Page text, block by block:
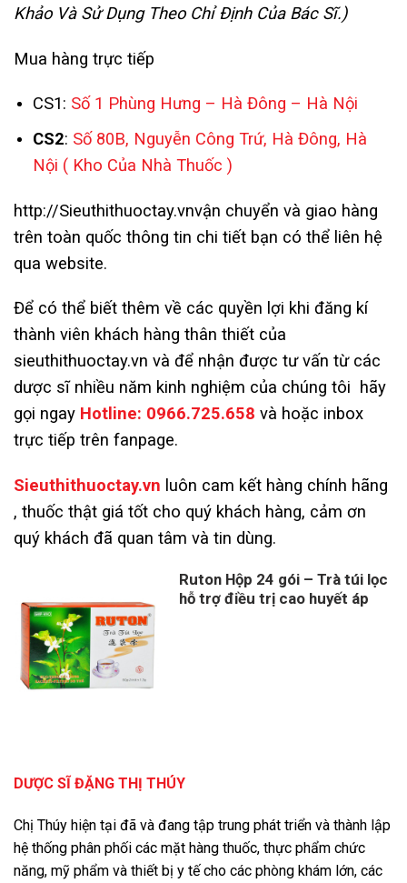
Khảo Và Sử Dụng Theo Chỉ Định Của Bác Sĩ.)
Mua hàng trực tiếp
CS1: Số 1 Phùng Hưng – Hà Đông – Hà Nội
CS2: Số 80B, Nguyễn Công Trứ, Hà Đông, Hà
Nội ( Kho Của Nhà Thuốc )
http://Sieuthithuoctay.vnvận chuyển và giao hàng
trên toàn quốc thông tin chi tiết bạn có thể liên hệ
qua website.
Để có thể biết thêm về các quyền lợi khi đăng kí
thành viên khách hàng thân thiết của
sieuthithuoctay.vn và để nhận được tư vấn từ các
dược sĩ nhiều năm kinh nghiệm của chúng tôi hãy
gọi ngay Hotline: 0966.725.658 và hoặc inbox
trực tiếp trên fanpage.
Sieuthithuoctay.vn luôn cam kết hàng chính hãng
, thuốc thật giá tốt cho quý khách hàng, cảm ơn
quý khách đã quan tâm và tin dùng.
Ruton Hộp 24 gói – Trà túi lọc
hỗ trợ điều trị cao huyết áp
DƯỢC SĨ ĐẶNG THỊ THÚY
Chị Thúy hiện tại đã và đang tập trung phát triển và thành lập
hệ thống phân phối các mặt hàng thuốc, thực phẩm chức
năng, mỹ phẩm và thiết bị y tế cho các phòng khám lớn, các